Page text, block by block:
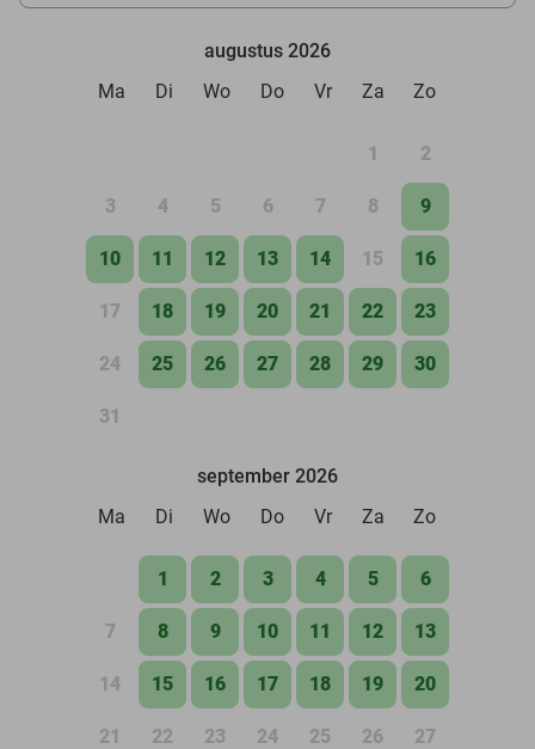
augustus 2026
Ma
Di Wo Do Vr Za Zo
1 2
3 4 5 6 7 8 9
10 11 12 13 14 15 16
17 18 19 20 21 22 23
24 25 26 27 28 29 30
31
september 2026
Ma
Di Wo Do Vr Za Zo
1 2 3 4 5 6
7 8 9 10 11 12 13
14 15 16 17 18 19 20
21 22 23 24 25 26 27